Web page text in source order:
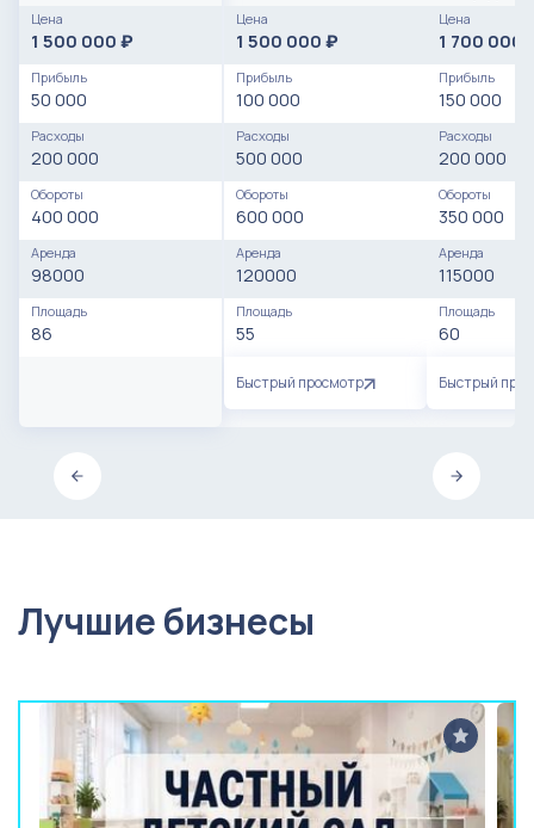
Цена
1 500 000 ₽
Прибыль
50 000
Расходы
200 000
Обороты
400 000
Аренда
98000
Площадь
86
Цена
1 500 000 ₽
Прибыль
100 000
Расходы
500 000
Обороты
600 000
Аренда
120000
Площадь
55
Быстрый просмотр
Цена
1 700 000
Прибыль
150 000
Расходы
200 000
Обороты
350 000
Аренда
115000
Площадь
60
Быстрый
Лучшие бизнесы